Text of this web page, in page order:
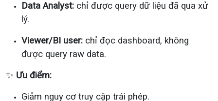
Data Analyst: chỉ được query dữ liệu đã qua xử
lý.
Viewer/BI user: chỉ đọc dashboard, không
được query raw data.
✨ Ưu điểm:
Giảm nguy cơ truy cập trái phép.